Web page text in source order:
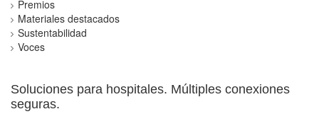
Premios
Materiales destacados
Sustentabilidad
Voces
Soluciones para hospitales. Múltiples conexiones
seguras.